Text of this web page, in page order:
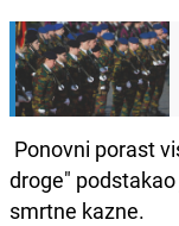
Ponovni porast
droge"
smrtne kazne.